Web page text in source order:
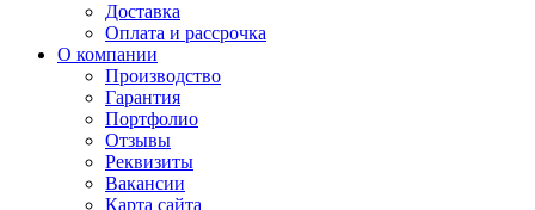
Доставка
Оплата и рассрочка
О компании
Производство
Гарантия
Портфолио
Отзывы
Реквизиты
Вакансии
Карта сайта